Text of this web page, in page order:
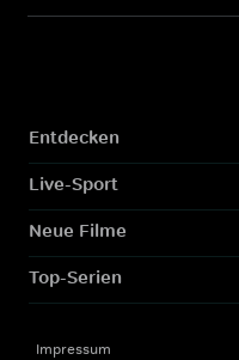
Entdecken
Live-Sport
Neue Filme
Top-Serien
Impressum